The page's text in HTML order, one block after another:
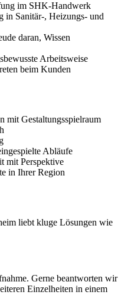
im SHK-Handwerk
in Sanitär-, Heizungs- und
daran, Wissen
Arbeitsweise
beim Kunden
mit Gestaltungsspielraum
Abläufe
mit Perspektive
in Ihrer Region
liebt kluge Lösungen wie
Gerne beantworten wir
Einzelheiten in einem